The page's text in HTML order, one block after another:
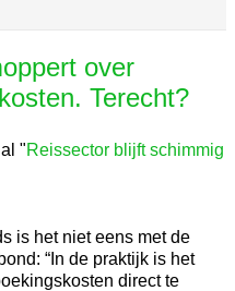
over
Terecht?
"Reissector blijft schimmig
is het niet eens met de
“In de praktijk is het
direct te